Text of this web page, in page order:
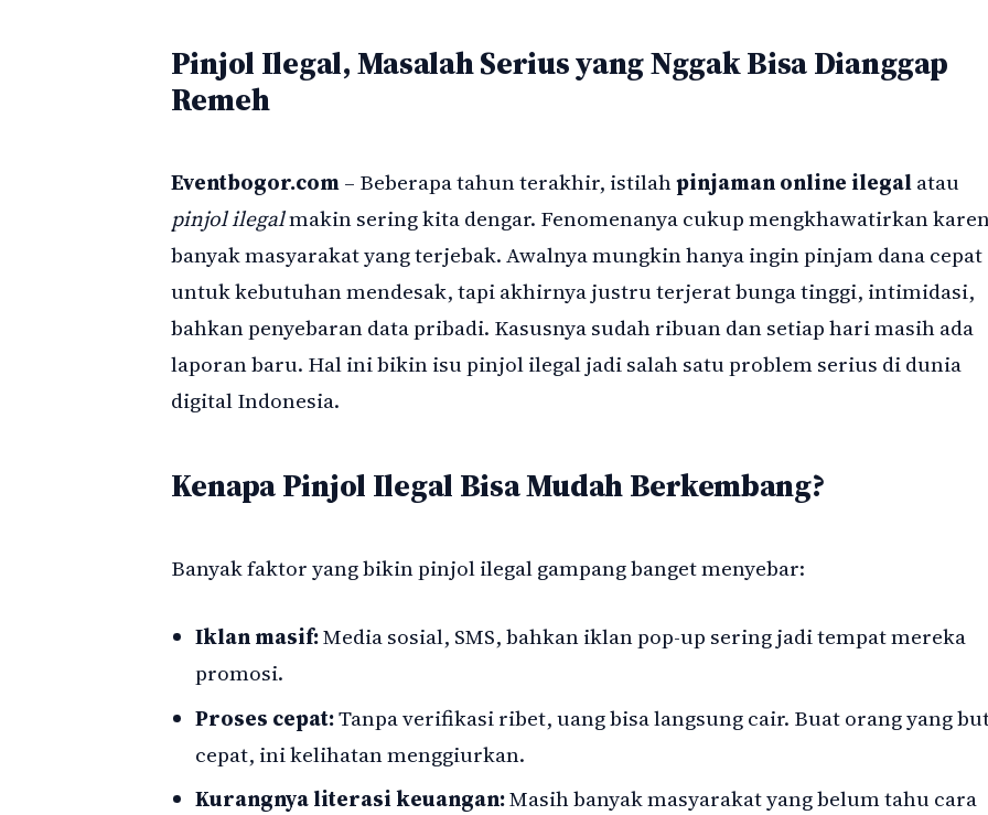
Pinjol Ilegal, Masalah Serius yang Nggak Bisa Dianggap
Remeh
Eventbogor.com– Beberapa tahun terakhir, istilahpinjaman online ilegalatau
pinjol ilegalmakin sering kita dengar. Fenomenanya cukup mengkhawatirkan
banyak masyarakat yang terjebak. Awalnya mungkin hanya ingin pinjam dana cepat
untuk kebutuhan mendesak, tapi akhirnya justru terjerat bunga tinggi, intimidasi,
bahkan penyebaran data pribadi. Kasusnya sudah ribuan dan setiap hari masih ada
laporan baru. Hal ini bikin isu pinjol ilegal jadi salah satu problem serius di dunia
digital Indonesia.
Kenapa Pinjol Ilegal Bisa Mudah Berkembang?
Banyak faktor yang bikin pinjol ilegal gampang banget menyebar:
Iklan masif:Media sosial, SMS, bahkan iklan pop-up sering jadi tempat mereka
promosi.
Proses cepat:Tanpa verifikasi ribet, uang bisa langsung cair. Buat orang yang
cepat, ini kelihatan menggiurkan.
Kurangnya literasi keuangan:Masih banyak masyarakat yang belum tahu cara